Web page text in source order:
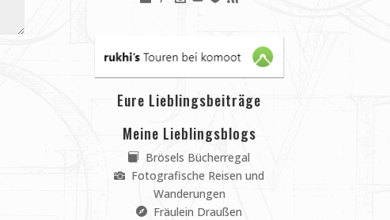
Eure Lieblingsbeiträge
Meine Lieblingsblogs
Brösels Bücherregal
Fotografische Reisen und
Wanderungen
Fräulein Draußen